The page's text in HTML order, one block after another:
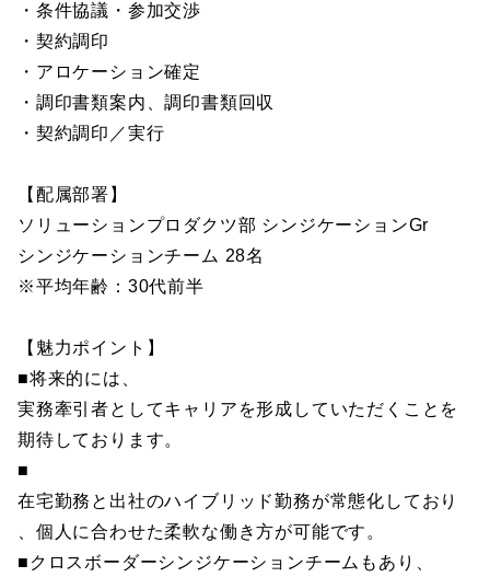
・条件協議・参加交渉
・契約調印
・アロケーション確定
・調印書類案内、調印書類回収
・契約調印／実行
【配属部署】
ソリューションプロダクツ部 シンジケーションGr
シンジケーションチーム 28名
※平均年齢：30代前半
【魅力ポイント】
■将来的には、
実務牽引者としてキャリアを形成していただくことを
期待しております。
■
在宅勤務と出社のハイブリッド勤務が常態化しており
、個人に合わせた柔軟な働き方が可能です。
■クロスボーダーシンジケーションチームもあり、